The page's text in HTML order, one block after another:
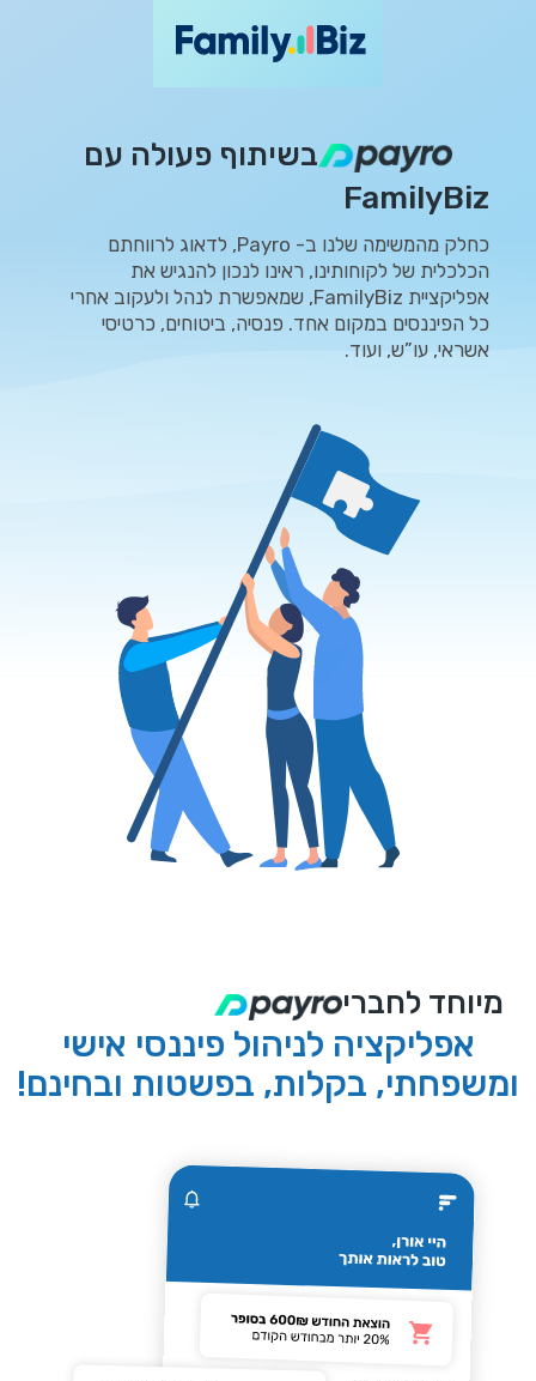
בשיתוף פעולה עם
FamilyBiz
כחלק מהמשימה שלנו ב- Payro, לדאוג לרווחתם
הכלכלית של לקוחותינו, ראינו לנכון להנגיש את
אפליקציית FamilyBiz, שמאפשרת לנהל ולעקוב אחרי
כל הפיננסים במקום אחד. פנסיה, ביטוחים, כרטיסי
אשראי, עו”ש, ועוד.
מיוחד לחברי
אפליקציה לניהול פיננסי אישי
ומשפחתי, בקלות, בפשטות ובחינם!